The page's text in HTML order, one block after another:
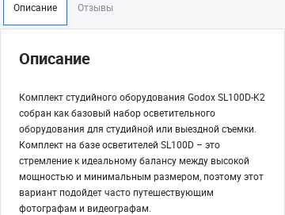
Описание Отзывы
Описание
Комплект студийного оборудования Godox SL100D-K2
собран как базовый набор осветительного
оборудования для студийной или выездной съемки.
Комплект на базе осветителей SL100D – это
стремление к идеальному балансу между высокой
мощностью и минимальным размером, поэтому этот
вариант подойдет часто путешествующим
фотографам и видеографам.